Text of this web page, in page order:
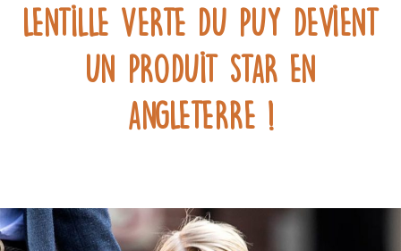
lentille verte du Puy devient
un produit star en
Angleterre !